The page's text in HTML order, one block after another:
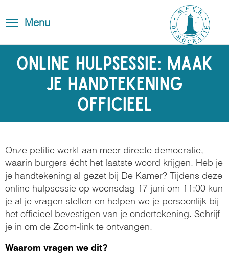
to
content
Toggle
navigation
Menu
Online hulpsessie: Maak
je handtekening
officieel
Onze petitie werkt aan meer directe democratie,
waarin burgers écht het laatste woord krijgen. Heb je
je handtekening al gezet bij De Kamer? Tijdens deze
online hulpsessie op woensdag 17 juni om 11:00 kun
je al je vragen stellen en helpen we je persoonlijk bij
het officieel bevestigen van je ondertekening. Schrijf
je in om de Zoom-link te ontvangen.
Waarom vragen we dit?